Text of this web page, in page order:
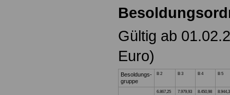
Gültig ab
Euro)
Besoldungs-
gruppe
B 2 B 3 B 4 B 5
6.867,25 7.979,93 8.450,98